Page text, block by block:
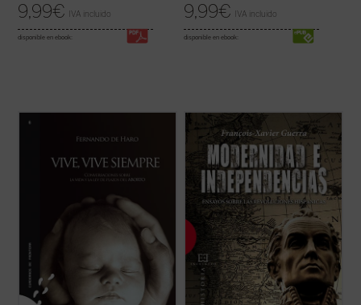
9,99€ IVA incluido
disponible en ebook:
9,99€ IVA incluido
disponible en ebook:
Este libro quiere ser una contribución para
fueron capaces de apagar en muchos un
amor y un gusto por la vida que ... (ver
A partir de 1808, se abre en todo el mundo
hispánico una época de profundas
transformaciones. En España comienza la
revolución liberal, en América el proceso
que conducirá a la independencia. Se trata
de un proceso único, que comienza con la ...
(ver ficha)